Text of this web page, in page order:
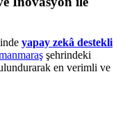
yapay zekâ destekli
şehrindeki
en verimli ve